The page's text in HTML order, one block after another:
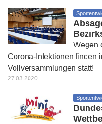
Wegen
Corona-Infektionen finden
Vollversammlungen statt!
27.03.2020